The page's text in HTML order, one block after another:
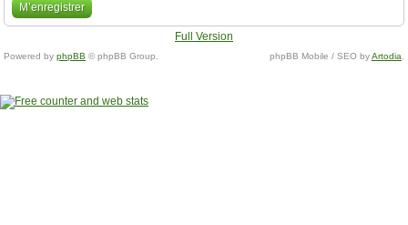
M’enregistrer
Full Version
Powered by phpBB © phpBB Group. phpBB Mobile / SEO byArtodia